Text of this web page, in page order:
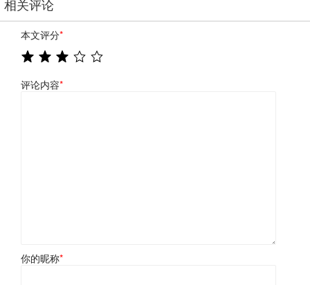
相关评论
本文评分*
评论内容*
你的昵称*